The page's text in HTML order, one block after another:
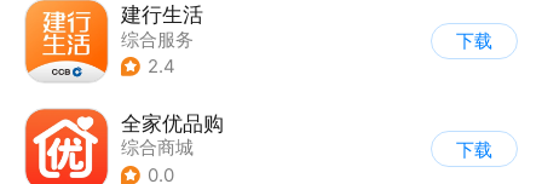
建行生活
综合服务
2.4
下载
全家优品购
综合商城
0.0
下载